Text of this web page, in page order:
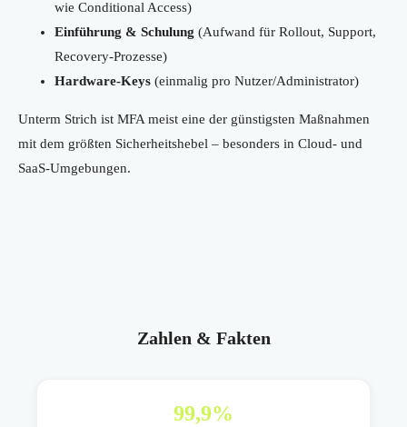
wie Conditional Access)
Einführung & Schulung (Aufwand für Rollout, Support,
Recovery-Prozesse)
Hardware-Keys (einmalig pro Nutzer/Administrator)
Unterm Strich ist MFA meist eine der günstigsten Maßnahmen
mit dem größten Sicherheitshebel – besonders in Cloud- und
SaaS-Umgebungen.
Zahlen & Fakten
99,9%